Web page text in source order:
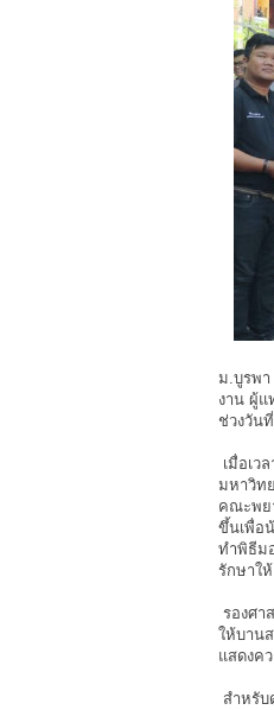
ม.บูรพา
งาน ผู้
ช่วงวัน
เมื่อเว
มหาวิท
คณะพย
ขึ้นเพื่อ
ทำพิธีม
รักษาใ
รองศา
ให้บาน
แสดงค
สำหรับ